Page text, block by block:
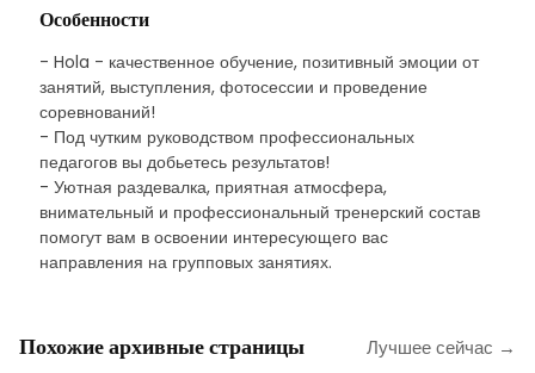
Особенности
- Hola - качественное обучение, позитивный эмоции от
занятий, выступления, фотосессии и проведение
соревнований!
- Под чутким руководством профессиональных
педагогов вы добьетесь результатов!
- Уютная раздевалка, приятная атмосфера,
внимательный и профессиональный тренерский состав
помогут вам в освоении интересующего вас
направления на групповых занятиях.
Похожие архивные страницы Лучшее сейчас →